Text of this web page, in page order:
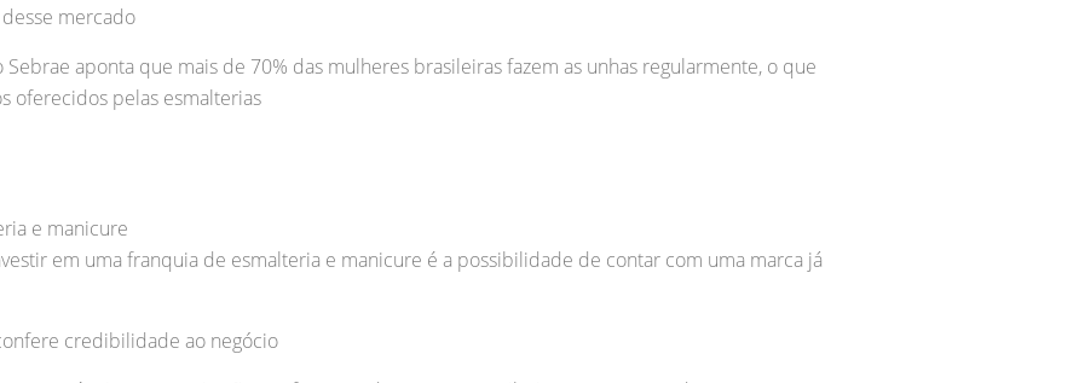
mercado
aponta que mais de 70% das mulheres brasileiras fazem as unhas regularmente, o que
oferecidos pelas esmalterias
e manicure
em uma franquia de esmalteria e manicure é a possibilidade de contar com uma marca já
credibilidade ao negócio